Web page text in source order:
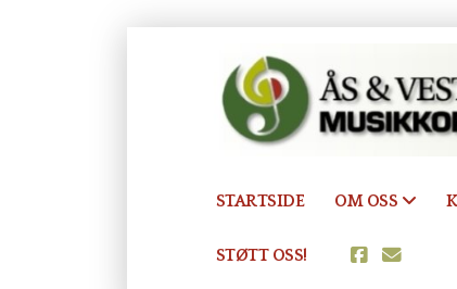
STARTSIDE OM OSS
STØTT OSS!